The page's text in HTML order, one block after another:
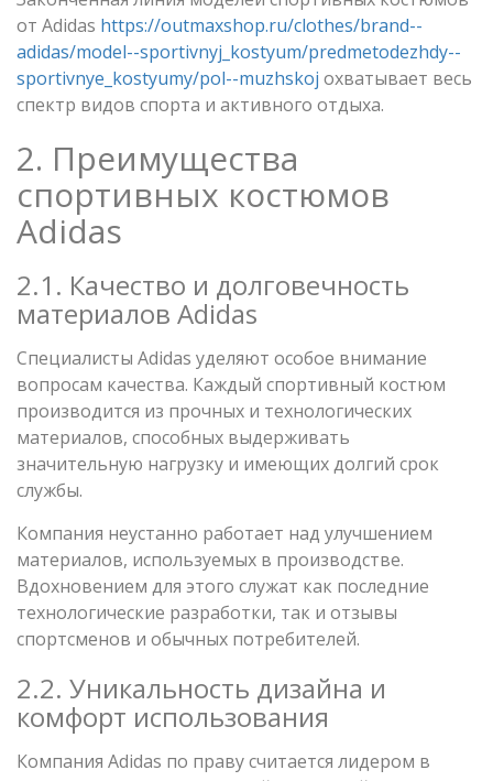
от Adidas https://outmaxshop.ru/clothes/brand--
adidas/model--sportivnyj_kostyum/predmetodezhdy--
sportivnye_kostyumy/pol--muzhskoj охватывает весь
спектр видов спорта и активного отдыха.
2. Преимущества
спортивных костюмов
Adidas
2.1. Качество и долговечность
материалов Adidas
Специалисты Adidas уделяют особое внимание
вопросам качества. Каждый спортивный костюм
производится из прочных и технологических
материалов, способных выдерживать
значительную нагрузку и имеющих долгий срок
службы.
Компания неустанно работает над улучшением
материалов, используемых в производстве.
Вдохновением для этого служат как последние
технологические разработки, так и отзывы
спортсменов и обычных потребителей.
2.2. Уникальность дизайна и
комфорт использования
Компания Adidas по праву считается лидером в